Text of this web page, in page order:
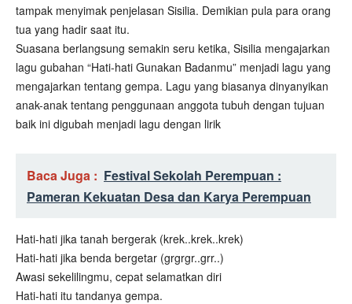
tampak menyimak penjelasan Sisilia. Demikian pula para orang
tua yang hadir saat itu.
Suasana berlangsung semakin seru ketika, Sisilia mengajarkan
lagu gubahan “Hati-hati Gunakan Badanmu” menjadi lagu yang
mengajarkan tentang gempa. Lagu yang biasanya dinyanyikan
anak-anak tentang penggunaan anggota tubuh dengan tujuan
baik ini digubah menjadi lagu dengan lirik
Baca Juga : Festival Sekolah Perempuan :
Pameran Kekuatan Desa dan Karya Perempuan
Hati-hati jika tanah bergerak (krek..krek..krek)
Hati-hati jika benda bergetar (grgrgr..grr..)
Awasi sekelilingmu, cepat selamatkan diri
Hati-hati itu tandanya gempa.